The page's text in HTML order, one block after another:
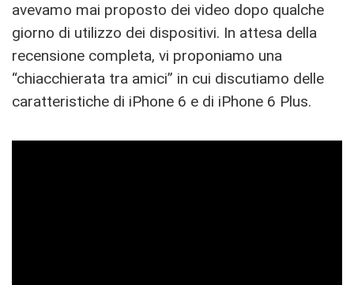
avevamo mai proposto dei video dopo qualche
giorno di utilizzo dei dispositivi. In attesa della
recensione completa, vi proponiamo una
“chiacchierata tra amici” in cui discutiamo delle
caratteristiche di iPhone 6 e di iPhone 6 Plus.